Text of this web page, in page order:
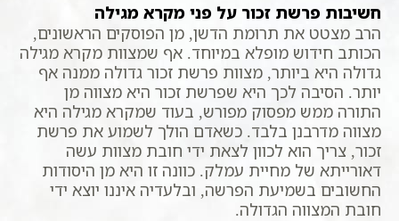
חשיבות פרשת זכור על פני מקרא מגילה
הרב מצטט את תרומת הדשן, מן הפוסקים הראשונים,
הכותב חידוש מופלא במיוחד. אף שמצוות מקרא מגילה
גדולה היא ביותר, מצוות פרשת זכור גדולה ממנה אף
יותר. הסיבה לכך היא שפרשת זכור היא מצווה מן
התורה ממש מפסוק מפורש, בעוד שמקרא מגילה היא
מצווה מדרבנן בלבד. כשאדם הולך לשמוע את פרשת
זכור, צריך הוא לכוון לצאת ידי חובת מצוות עשה
דאורייתא של מחיית עמלק. כוונה זו היא מן היסודות
החשובים בשמיעת הפרשה, ובלעדיה איננו יוצא ידי
חובת המצווה הגדולה.